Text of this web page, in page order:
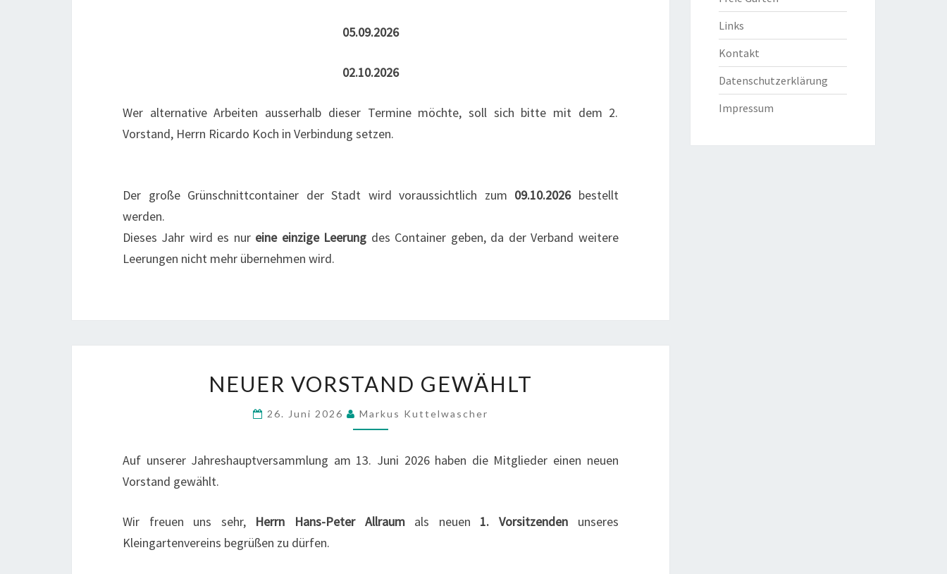
05.09.2026
02.10.2026
Wer alternative Arbeiten ausserhalb dieser Termine möchte, soll sich bitte mit dem 2.
Vorstand, Herrn Ricardo Koch in Verbindung setzen.
Der große Grünschnittcontainer der Stadt wird voraussichtlich zum 09.10.2026bestellt
werden.
Dieses Jahr wird es nur eine einzige Leerung des Container geben, da der Verband weitere
Leerungen nicht mehr übernehmen wird.
VORSTAND
NEUER VORSTAND GEWÄHLT
26. Juni 2026 Markus Kuttelwascher
Auf unserer Jahreshauptversammlung am 13. Juni 2026 haben die Mitglieder einen neuen
Vorstand gewählt.
Wir freuen uns sehr, Herrn Hans-Peter Allraumals neuen 1. Vorsitzendenunseres
Kleingartenvereins begrüßen zu dürfen.
Links
Kontakt
Datenschutzerklärung
Impressum